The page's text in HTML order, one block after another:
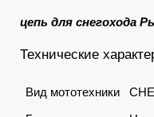
цепь для снегохода
Технические
Вид мототехники